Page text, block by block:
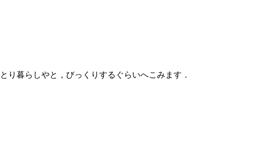
暮らしやと，びっくりするぐらいへこみます．